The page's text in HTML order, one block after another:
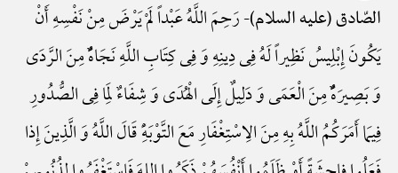
الصّادق (علیه السلام)-رَحِمَ اللَّهُ عَبْداً لَمْ یَرْضَ مِنْ نَفْسِهِ أَنْ
یَکُونَ إِبْلِیسُ نَظِیراً لَهُ فِی دِینِهِ وَ فِی کِتَابِ اللَّهِ نَجَاهًٌْ مِنَ الرَّدَی
وَ بَصِیرَهًٌْ مِنَ الْعَمَی وَ دَلِیلٌ إِلَی الْهُدَی وَ شِفَاءٌ لِمَا فِی الصُّدُورِ
فِیمَا أَمَرَکُمُ اللَّهُ بِهِ مِنَ الِاسْتِغْفَارِ مَعَ التَّوْبَهًِْ قَالَ اللَّهُ وَ الَّذِینَ إِذا